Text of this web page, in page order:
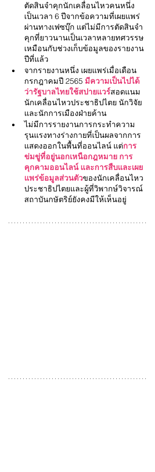
ตัดสินจำคุกนักเคลื่อนไหวคนหนึ่ง
เป็นเวลา 6 ปีจากข้อความที่เผยแพร่
ผ่านทางเฟซบุ๊ก แต่ไม่มีการตัดสินจำ
คุกที่ยาวนานเป็นเวลาหลายทศวรรษ
เหมือนกับช่วงเก็บข้อมูลของรายงาน
ปีที่แล้ว
จากรายงานหนึ่ง เผยแพร่เมื่อเดือน
กรกฎาคมปี 2565 มีความเป็นไปได้
ว่ารัฐบาลไทยใช้สปายแวร์สอดแนม
นักเคลื่อนไหวประชาธิปไตย นักวิจัย
และนักการเมืองฝ่ายค้าน
ไม่มีการรายงานการกระทำความ
รุนแรงทางร่างกายที่เป็นผลจากการ
แสดงออกในพื้นที่ออนไลน์ แต่การ
ข่มขู่ที่อยู่นอกเหนือกฎหมาย การ
คุกคามออนไลน์ และการสืบและเผย
แพร่ข้อมูลส่วนตัวของนักเคลื่อนไหว
ประชาธิปไตยและผู้ที่วิพากษ์วิจารณ์
สถาบันกษัตริย์ยังคงมีให้เห็นอยู่